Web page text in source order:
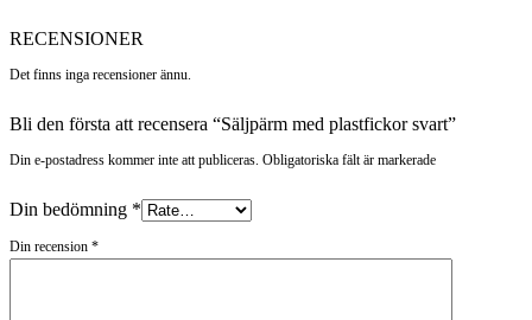
RECENSIONER
Det finns inga recensioner ännu.
Bli den första att recensera “Säljpärm med plastfickor svart”
Din e-postadress kommer inte att publiceras. Obligatoriska fält är markerade
Din bedömning *
Din recension *